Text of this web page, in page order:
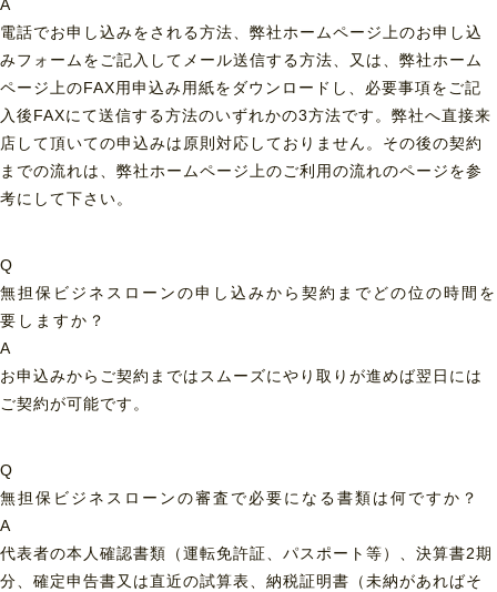
A
電話でお申し込みをされる方法、弊社ホームページ上のお申し込
みフォームをご記入してメール送信する方法、又は、弊社ホーム
ページ上のFAX用申込み用紙をダウンロードし、必要事項をご記
入後FAXにて送信する方法のいずれかの3方法です。弊社へ直接来
店して頂いての申込みは原則対応しておりません。その後の契約
までの流れは、弊社ホームページ上のご利用の流れのページを参
考にして下さい。
Q
無担保ビジネスローンの申し込みから契約までどの位の時間を
要しますか？
A
お申込みからご契約まではスムーズにやり取りが進めば翌日には
ご契約が可能です。
Q
無担保ビジネスローンの審査で必要になる書類は何ですか？
A
代表者の本人確認書類（運転免許証、パスポート等）、決算書2期
分、確定申告書又は直近の試算表、納税証明書（未納があればそ